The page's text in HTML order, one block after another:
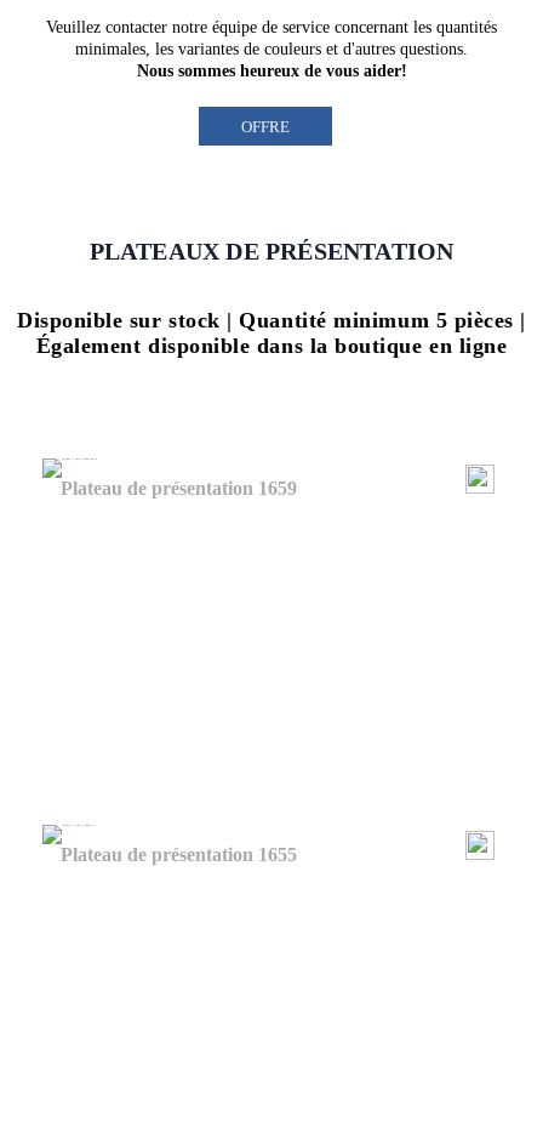
Veuillez contacter notre équipe de service concernant les quantités
minimales, les variantes de couleurs et d'autres questions.
Nous sommes heureux de vous aider!
OFFRE
PLATEAUX DE PRÉSENTATION
Disponible sur stock | Quantité minimum 5 pièces |
Également disponible dans la boutique en ligne
Plateau de présentation 1659
Plateau de présentation 1655